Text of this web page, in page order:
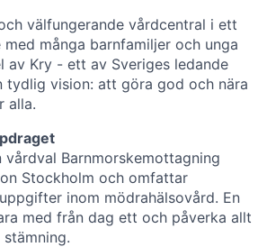
välfungerande vårdcentral i ett
många barnfamiljer och unga
av Kry - ett av Sveriges ledande
tydlig vision: att göra god och nära
alla.
Barnmorskemottagning
Stockholm och omfattar
inom mödrahälsovård. En
med från dag ett och påverka allt